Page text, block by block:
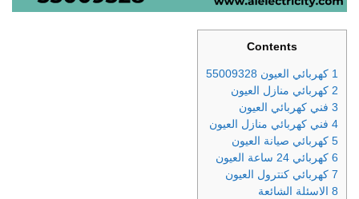
Contents
1 كهربائي العيون 55009328
2 كهربائي منازل العيون
3 فني كهربائي العيون
4 فني كهربائي منازل العيون
5 كهربائي صيانة العيون
6 كهربائي 24 ساعة العيون
7 كهربائي كنترول العيون
8 الاسئلة الشائعة